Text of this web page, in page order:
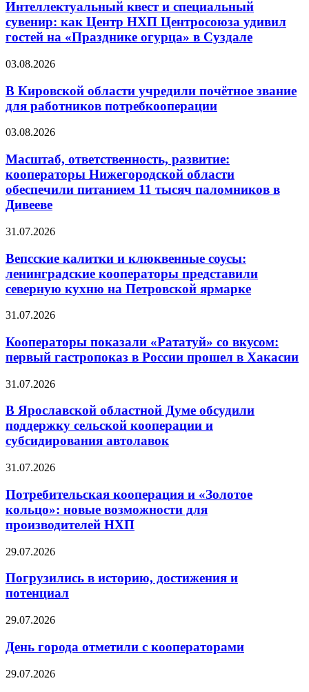
Интеллектуальный квест и специальный
сувенир: как Центр НХП Центросоюза удивил
гостей на «Празднике огурца» в Суздале
03.08.2026
В Кировской области учредили почётное звание
для работников потребкооперации
03.08.2026
Масштаб, ответственность, развитие:
кооператоры Нижегородской области
обеспечили питанием 11 тысяч паломников в
Дивееве
31.07.2026
Вепсские калитки и клюквенные соусы:
ленинградские кооператоры представили
северную кухню на Петровской ярмарке
31.07.2026
Кооператоры показали «Рататуй» со вкусом:
первый гастропоказ в России прошел в Хакасии
31.07.2026
В Ярославской областной Думе обсудили
поддержку сельской кооперации и
субсидирования автолавок
31.07.2026
Потребительская кооперация и «Золотое
кольцо»: новые возможности для
производителей НХП
29.07.2026
Погрузились в историю, достижения и
потенциал
29.07.2026
День города отметили с кооператорами
29.07.2026